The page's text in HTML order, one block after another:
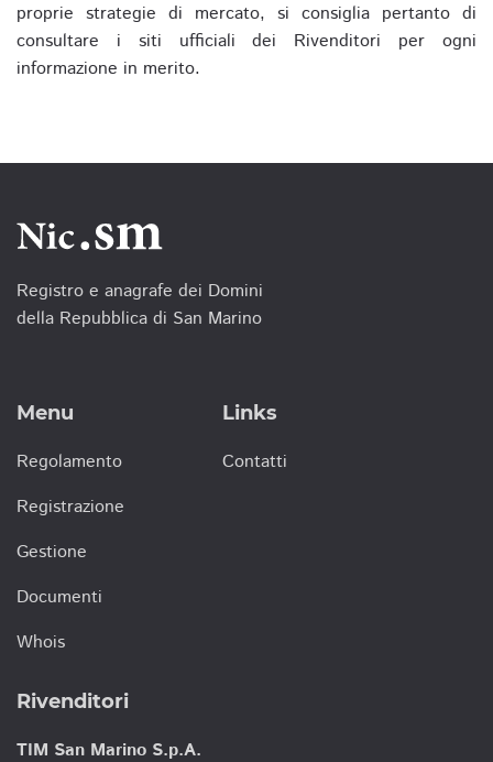
proprie strategie di mercato, si consiglia pertanto di
consultare i siti ufficiali dei Rivenditori per ogni
informazione in merito.
Registro e anagrafe dei Domini
della Repubblica di San Marino
Menu
Regolamento
Registrazione
Gestione
Documenti
Whois
Links
Contatti
Rivenditori
TIM San Marino S.p.A.